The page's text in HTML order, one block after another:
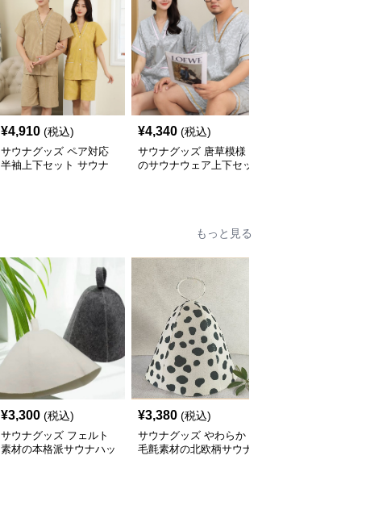
¥4,910 (税込)
サウナグッズ ペア対応
半袖上下セット サウナ
¥4,340 (税込)
サウナグッズ 唐草模様
のサウナウェア上下セッ
もっと見る
¥3,300 (税込)
サウナグッズ フェルト
素材の本格派サウナハッ
¥3,380 (税込)
サウナグッズ やわらか
毛氈素材の北欧柄サウナ